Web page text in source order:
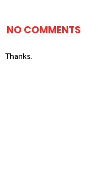
NO COMMENTS
Thanks.